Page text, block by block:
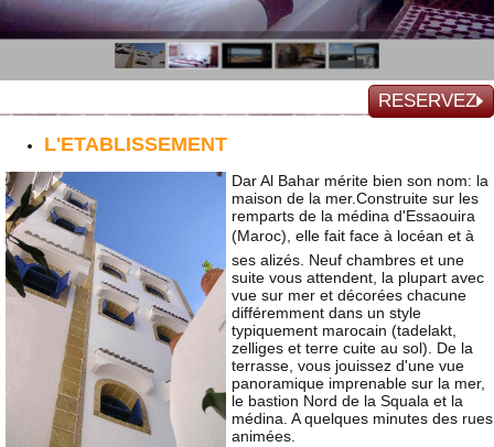
RESERVEZ
L'ETABLISSEMENT
Dar Al Bahar mérite bien son nom: la
maison de la mer.Construite sur les
remparts de la médina d'Essaouira
(Maroc), elle fait face à locéan et à
ses alizés. Neuf chambres et une
suite vous attendent, la plupart avec
vue sur mer et décorées chacune
différemment dans un style
typiquement marocain (tadelakt,
zelliges et terre cuite au sol). De la
terrasse, vous jouissez d'une vue
panoramique imprenable sur la mer,
le bastion Nord de la Squala et la
médina. A quelques minutes des rues
animées.